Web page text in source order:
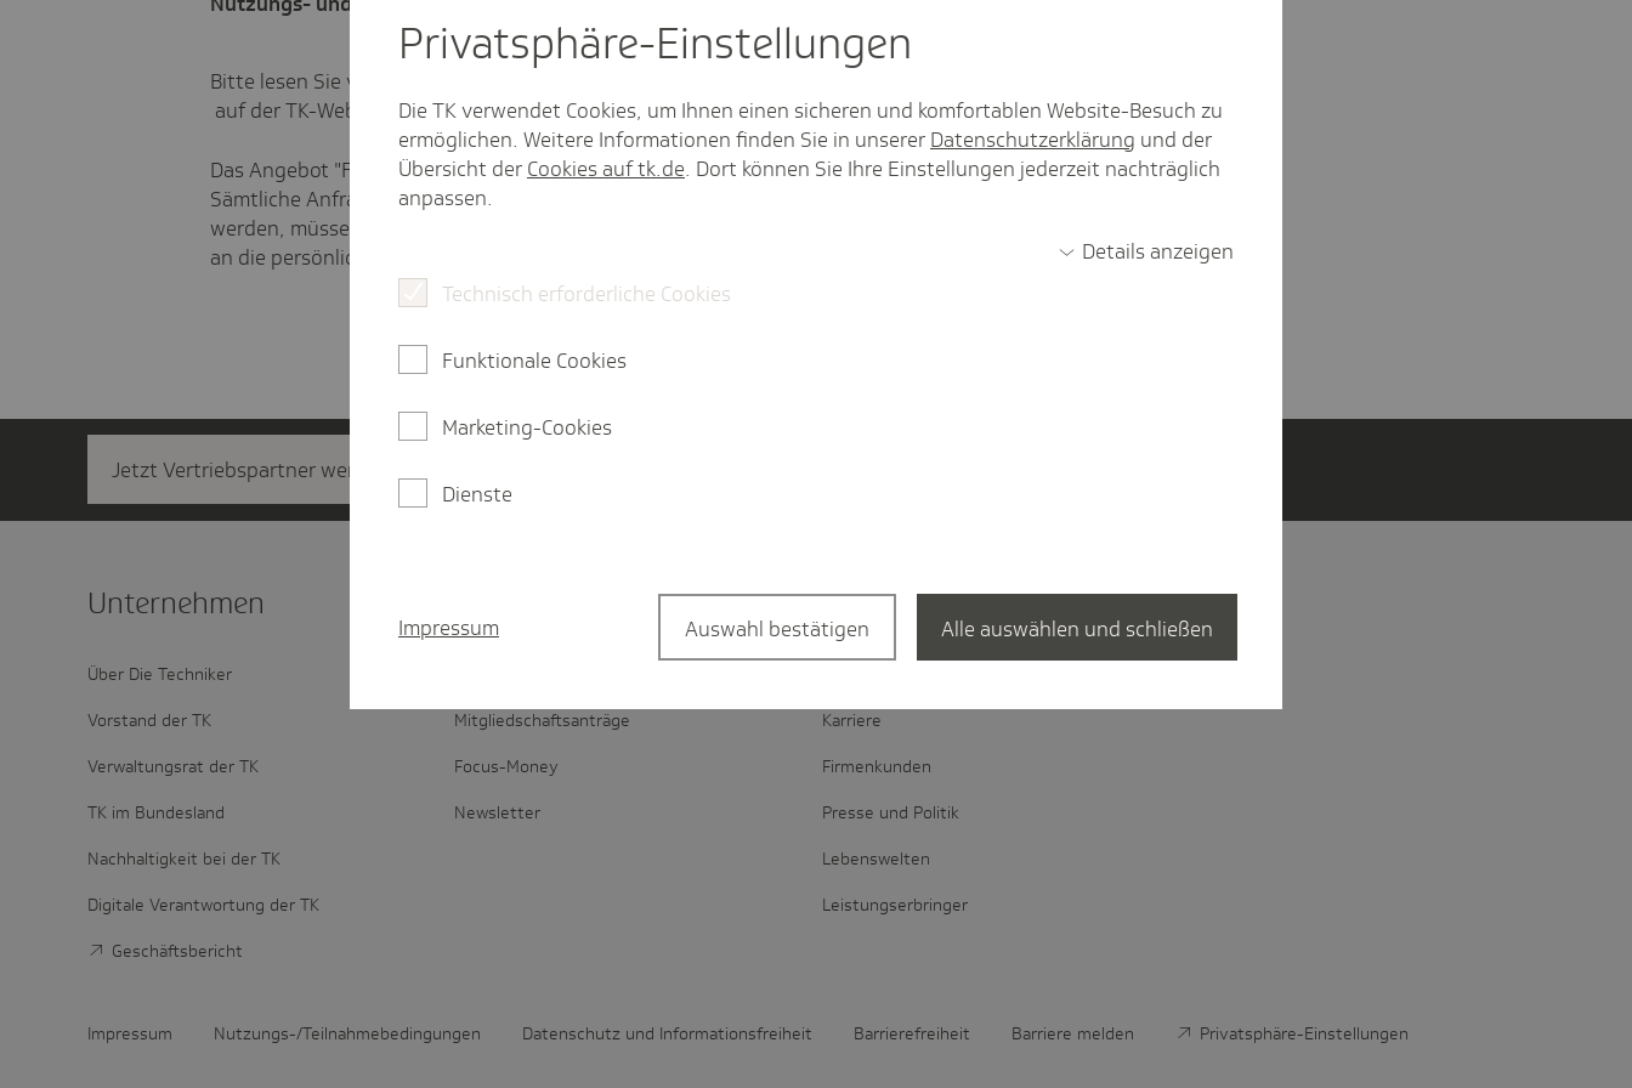
Bitte lesen Sie vorab die allgemeinen
auf der TK-Website, die auch für "Frage den Arzt" gelten.
Das Angebot "Frage den Arzt" ist exklusiv TK-Versicherten vorbehalten.
Sämtliche Anfragen und Beiträge, die per E-Mail an das Ärzteteam geschickt
werden, müssen mit vollem Namen versehen sein. Rückantworten werden nur
an die persönliche Adresse des Absenders gesendet.
Jetzt Vertriebs­partner werden
Unter­nehmen
Über Die Techniker
Vorstand der TK
Verwaltungsrat der TK
TK im Bundesland
Nachhaltigkeit bei der TK
Digitale Verantwortung der TK
Geschäftsbericht
Mitgliedschaftsanträge
Focus-Money
Newsletter
Portale
Karriere
Firmenkunden
Presse und Politik
Lebenswelten
Leistungserbringer
Impressum Nutzungs-/Teilnahmebedingungen Datenschutz und Informationsfreiheit Barrierefreiheit Barriere melden Privatsphäre-Einstellungen
Privat­sphäre-Einstel­lungen
Die TK verwendet Cookies, um Ihnen einen sicheren und komfortablen Website-Besuch zu
ermöglichen. Weitere Informationen finden Sie in unserer Datenschutzerklärung und der
Übersicht der Cookies auf tk.de. Dort können Sie Ihre Einstellungen jederzeit nachträglich
anpassen.
Details anzeigen
Technisch erforderliche Cookies
Funktionale Cookies
Marketing-Cookies
Dienste
Impressum Auswahl bestätigen Alle auswählen und schließen